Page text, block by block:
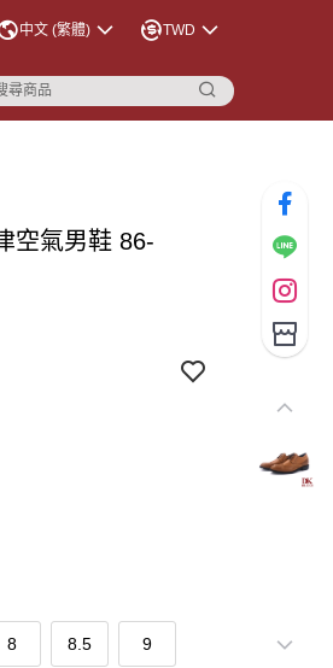
中文 (繁體) TWD
空氣男鞋 86-
8 8.5 9